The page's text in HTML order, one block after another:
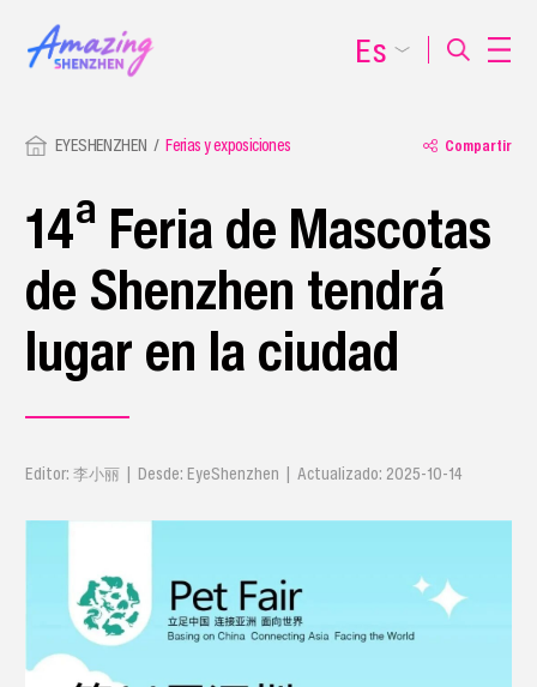
EYESHENZHEN Ferias y exposiciones Compartir
14ª Feria de Mascotas
de Shenzhen tendrá
lugar en la ciudad
Editor: 李小丽 | Desde: EyeShenzhen | Actualizado: 2025-10-14
Es